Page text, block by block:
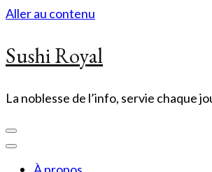
Aller au contenu
Sushi Royal
La noblesse de l’info, servie chaque